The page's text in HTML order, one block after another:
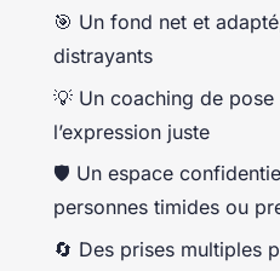
🎯 Un fond net et
distrayants
💡 Un coaching de
l’expression juste
🛡️ Un espace
personnes timides ou
🔄 Des prises multiples